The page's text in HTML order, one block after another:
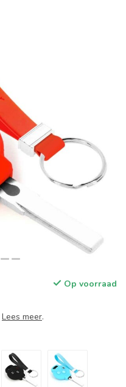
Op voorraad
Lees meer.